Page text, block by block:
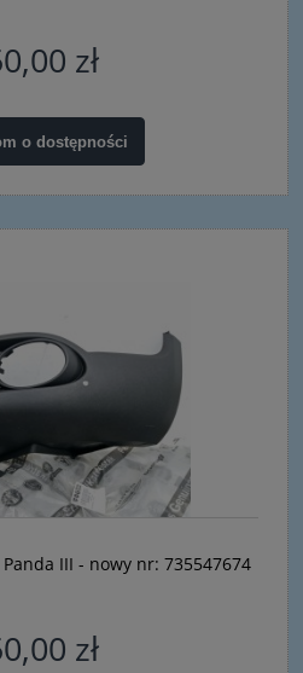
zł
o dostępności
III - nowy nr: 735547674
zł